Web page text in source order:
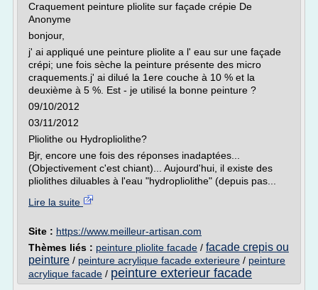
Craquement peinture pliolite sur façade crépie De
Anonyme
bonjour,
j' ai appliqué une peinture pliolite a l' eau sur une façade
crépi; une fois sèche la peinture présente des micro
craquements.j' ai dilué la 1ere couche à 10 % et la
deuxième à 5 %. Est - je utilisé la bonne peinture ?
09/10/2012
03/11/2012
Pliolithe ou Hydropliolithe?
Bjr, encore une fois des réponses inadaptées...
(Objectivement c'est chiant)... Aujourd'hui, il existe des
pliolithes diluables à l'eau "hydropliolithe" (depuis pas...
Lire la suite
Site : https://www.meilleur-artisan.com
Thèmes liés : peinture pliolite facade / facade crepis ou
peinture / peinture acrylique facade exterieure / peinture
acrylique facade / peinture exterieur facade